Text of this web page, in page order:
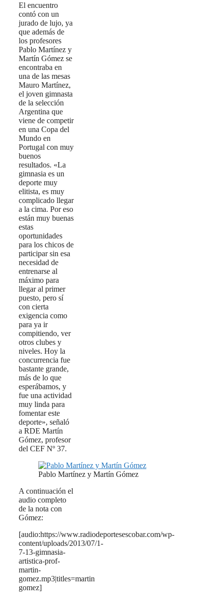
El encuentro
contó con un
jurado de lujo, ya
que además de
los profesores
Pablo Martínez y
Martín Gómez se
encontraba en
una de las mesas
Mauro Martínez,
el joven gimnasta
de la selección
Argentina que
viene de competir
en una Copa del
Mundo en
Portugal con muy
buenos
resultados. «La
gimnasia es un
deporte muy
elitista, es muy
complicado llegar
a la cima. Por eso
están muy buenas
estas
oportunidades
para los chicos de
participar sin esa
necesidad de
entrenarse al
máximo para
llegar al primer
puesto, pero sí
con cierta
exigencia como
para ya ir
compitiendo, ver
otros clubes y
niveles. Hoy la
concurrencia fue
bastante grande,
más de lo que
esperábamos, y
fue una actividad
muy linda para
fomentar este
deporte», señaló
a RDE Martín
Gómez, profesor
del CEF Nº 37.
Pablo Martínez y Martín Gómez
A continuación el
audio completo
de la nota con
Gómez:
[audio:https://www.radiodeportesescobar.com/wp-
content/uploads/2013/07/1-
7-13-gimnasia-
artistica-prof-
martin-
gomez.mp3|titles=martin
gomez]